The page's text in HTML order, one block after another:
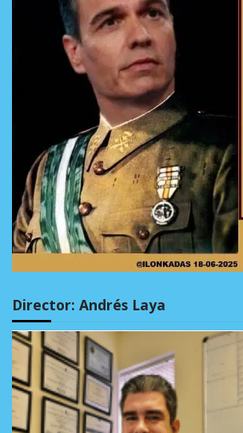
Director: Andrés Laya